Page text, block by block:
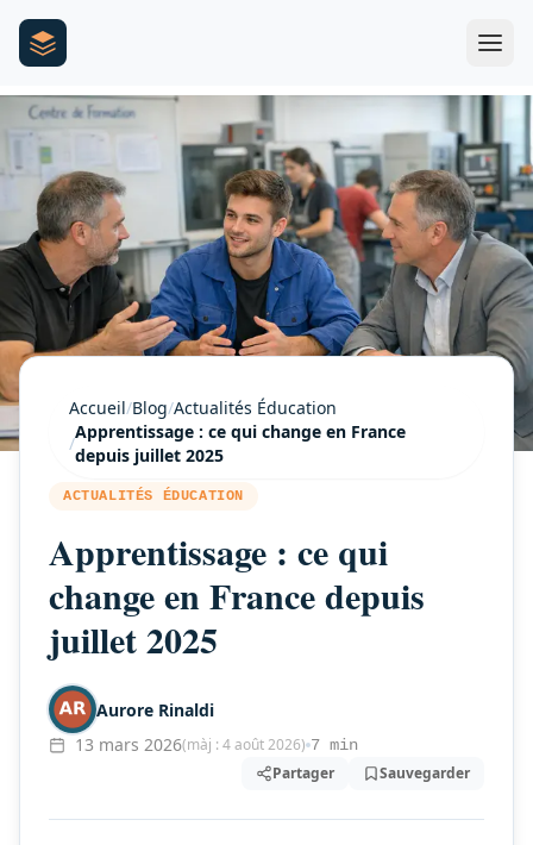
Accueil/Blog/Actualités Éducation
/
Apprentissage : ce qui change en France
depuis juillet 2025
ACTUALITÉS ÉDUCATION
Apprentissage : ce qui
change en France depuis
juillet 2025
Aurore Rinaldi
13 mars 2026(màj : 4 août 2026) 7 min
Partager Sauvegarder